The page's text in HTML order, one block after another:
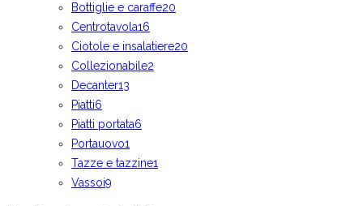
Bottiglie e caraffe20
Centrotavola16
Ciotole e insalatiere20
Collezionabile2
Decanter13
Piatti6
Piatti portata6
Portauovo1
Tazze e tazzine1
Vassoi9